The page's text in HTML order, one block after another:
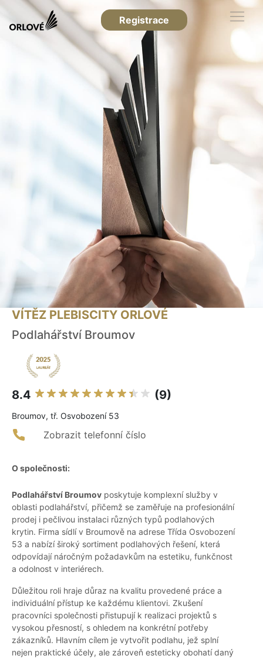
Registrace
VÍTĚZ PLEBISCITY ORLOVÉ
Podlahářství Broumov
8.4 (9)
Broumov, tř. Osvobození 53
Zobrazit telefonní číslo
O společnosti:
Podlahářství Broumov poskytuje komplexní služby v
oblasti podlahářství, přičemž se zaměřuje na profesionální
prodej i pečlivou instalaci různých typů podlahových
krytin. Firma sídlí v Broumově na adrese Třída Osvobození
53 a nabízí široký sortiment podlahových řešení, která
odpovídají náročným požadavkům na estetiku, funkčnost
a odolnost v interiérech.
Důležitou roli hraje důraz na kvalitu provedené práce a
individuální přístup ke každému klientovi. Zkušení
pracovníci společnosti přistupují k realizaci projektů s
vysokou přesností, s ohledem na konkrétní potřeby
zákazníků. Hlavním cílem je vytvořit podlahu, jež splní
nejen praktické účely, ale zároveň esteticky obohatí daný